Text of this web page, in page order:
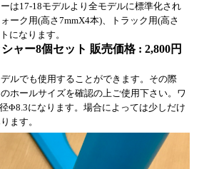
は17-18モデルより全モデルに標準化され
ーク用(高さ7mmX4本)、トラック用(高さ
になります。
ャー8個セット 販売価格 : 2,800円
ルでも使用することができます。その際
ホールサイズを確認の上ご使用下さい。ワ
Φ8.3になります。場合によっては少しだけ
ます。